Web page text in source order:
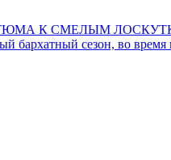
К СМЕЛЫМ
бархатный сезон, во